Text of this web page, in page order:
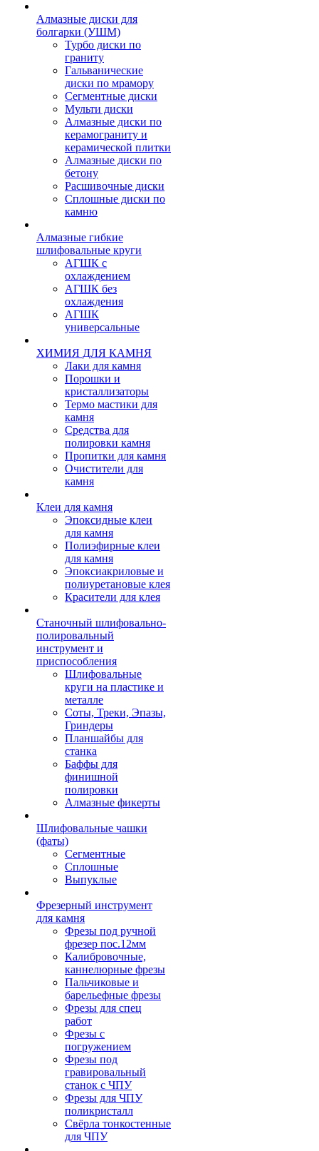
Алмазные диски для
болгарки (УШМ)
Турбо диски по
граниту
Гальванические
диски по мрамору
Сегментные диски
Мульти диски
Алмазные диски по
керамограниту и
керамической плитки
Алмазные диски по
бетону
Расшивочные диски
Сплошные диски по
камню
Алмазные гибкие
шлифовальные круги
АГШК с
охлаждением
АГШК без
охлаждения
АГШК
универсальные
ХИМИЯ ДЛЯ КАМНЯ
Лаки для камня
Порошки и
кристаллизаторы
Термо мастики для
камня
Средства для
полировки камня
Пропитки для камня
Очистители для
камня
Клеи для камня
Эпоксидные клеи
для камня
Полиэфирные клеи
для камня
Эпоксиакриловые и
полиуретановые клея
Красители для клея
Станочный шлифовально-
полировальный
инструмент и
приспособления
Шлифовальные
круги на пластике и
металле
Соты, Треки, Эпазы,
Гриндеры
Планшайбы для
станка
Баффы для
финишной
полировки
Алмазные фикерты
Шлифовальные чашки
(фаты)
Сегментные
Сплошные
Выпуклые
Фрезерный инструмент
для камня
Фрезы под ручной
фрезер пос.12мм
Калибровочные,
каннелюрные фрезы
Пальчиковые и
барельефные фрезы
Фрезы для спец
работ
Фрезы с
погружением
Фрезы под
гравировальный
станок с ЧПУ
Фрезы для ЧПУ
поликристалл
Свёрла тонкостенные
для ЧПУ